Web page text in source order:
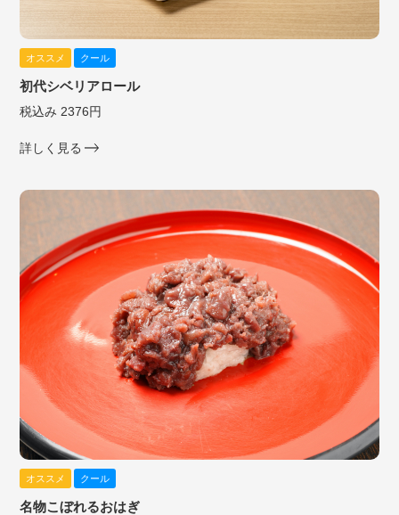
オススメ クール
初代シベリアロール
税込み 2376円
詳しく見る
オススメ クール
名物こぼれるおはぎ